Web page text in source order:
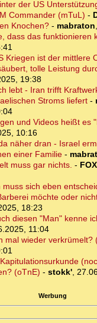
der US
Commander (mTuL) -
Knochen?- mabraton,
dass das funktionieren
Kriegen ist der mittlere
tolle Leistung
19:38
lebt - Iran trifft
Stroms liefert -
und Videos heißt es
10:16
näher dran - Israel
einer Familie -
muss gar nichts. -
muss sich eben
möchte oder
18:23
diesen "Man" kenne
11:04
mal wieder verkrümelt?
(oTnE) - stokk',
Werbung